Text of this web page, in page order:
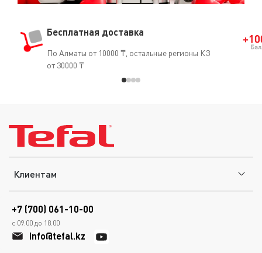
Бесплатная доставка
По Алматы от 10000 ₸, остальные регионы КЗ
от 30000 ₸
Клиентам
+7 (700) 061-10-00
с 09.00 до 18.00
info@tefal.kz